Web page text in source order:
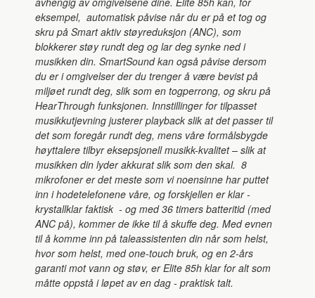
eksempel, automatisk påvise når du er på et tog og
skru på Smart aktiv støyreduksjon (ANC), som
blokkerer støy rundt deg og lar deg synke ned i
musikken din. SmartSound kan også påvise dersom
du er i omgivelser der du trenger å være bevist på
miljøet rundt deg, slik som en togperrong, og skru på
HearThrough funksjonen. Innstillinger for tilpasset
musikkutjevning justerer playback slik at det passer til
det som foregår rundt deg, mens våre formålsbygde
høyttalere tilbyr eksepsjonell musikk-kvalitet – slik at
musikken din lyder akkurat slik som den skal. 8
mikrofoner er det meste som vi noensinne har puttet
inn i hodetelefonene våre, og forskjellen er klar -
krystallklar faktisk - og med 36 timers batteritid (med
ANC på), kommer de ikke til å skuffe deg. Med evnen
til å komme inn på taleassistenten din når som helst,
hvor som helst, med one-touch bruk, og en 2-års
garanti mot vann og støv, er Elite 85h klar for alt som
måtte oppstå i løpet av en dag - praktisk talt.